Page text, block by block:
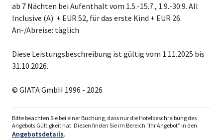
ab 7 Nächten bei Aufenthalt vom 1.5.-15.7., 1.9.-30.9. All
Inclusive (A): + EUR 52, für das erste Kind + EUR 26.
An-/Abreise: täglich
Diese Leistungsbeschreibung ist gültig vom 1.11.2025 bis
31.10.2026.
© GIATA GmbH 1996 - 2026
Bitte beachten Sie bei einer Buchung, dass nur die Hotelbeschreibung des
Angebots Gültigkeit hat. Diesen finden Sie im Bereich “Ihr Angebot” in den
Angebotsdetails.